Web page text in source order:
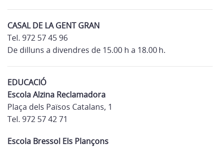
CASAL DE LA GENT GRAN
Tel. 972 57 45 96
De dilluns a divendres de 15.00 h a 18.00 h.
EDUCACIÓ
Escola Alzina Reclamadora
Plaça dels Països Catalans, 1
Tel. 972 57 42 71
Escola Bressol Els Plançons